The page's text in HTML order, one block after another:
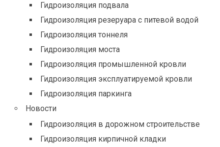
Гидроизоляция подвала
Гидроизоляция резеруара с питевой водой
Гидроизоляция тоннеля
Гидроизоляция моста
Гидроизоляция промышленной кровли
Гидроизоляция эксплуатируемой кровли
Гидроизоляция паркинга
Новости
Гидроизоляция в дорожном строительстве
Гидроизоляция кирпичной кладки